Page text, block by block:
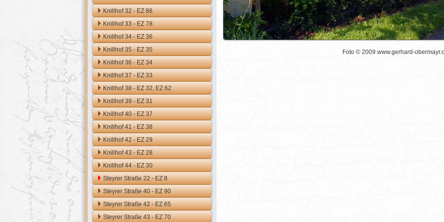
Knillhof 32 - EZ 86
Knillhof 33 - EZ 78
Knillhof 34 - EZ 36
Knillhof 35 - EZ 35
Knillhof 36 - EZ 34
Knillhof 37 - EZ 33
Knillhof 38 - EZ 32, EZ 62
Knillhof 39 - EZ 31
Knillhof 40 - EZ 37
Knillhof 41 - EZ 38
Knillhof 42 - EZ 29
Knillhof 43 - EZ 28
Knillhof 44 - EZ 30
Steyrer Straße 22 - EZ 8
Steyrer Straße 40 - EZ 90
Steyrer Straße 42 - EZ 65
Steyrer Straße 43 - EZ 70
Foto © 2009 www.gerhard-